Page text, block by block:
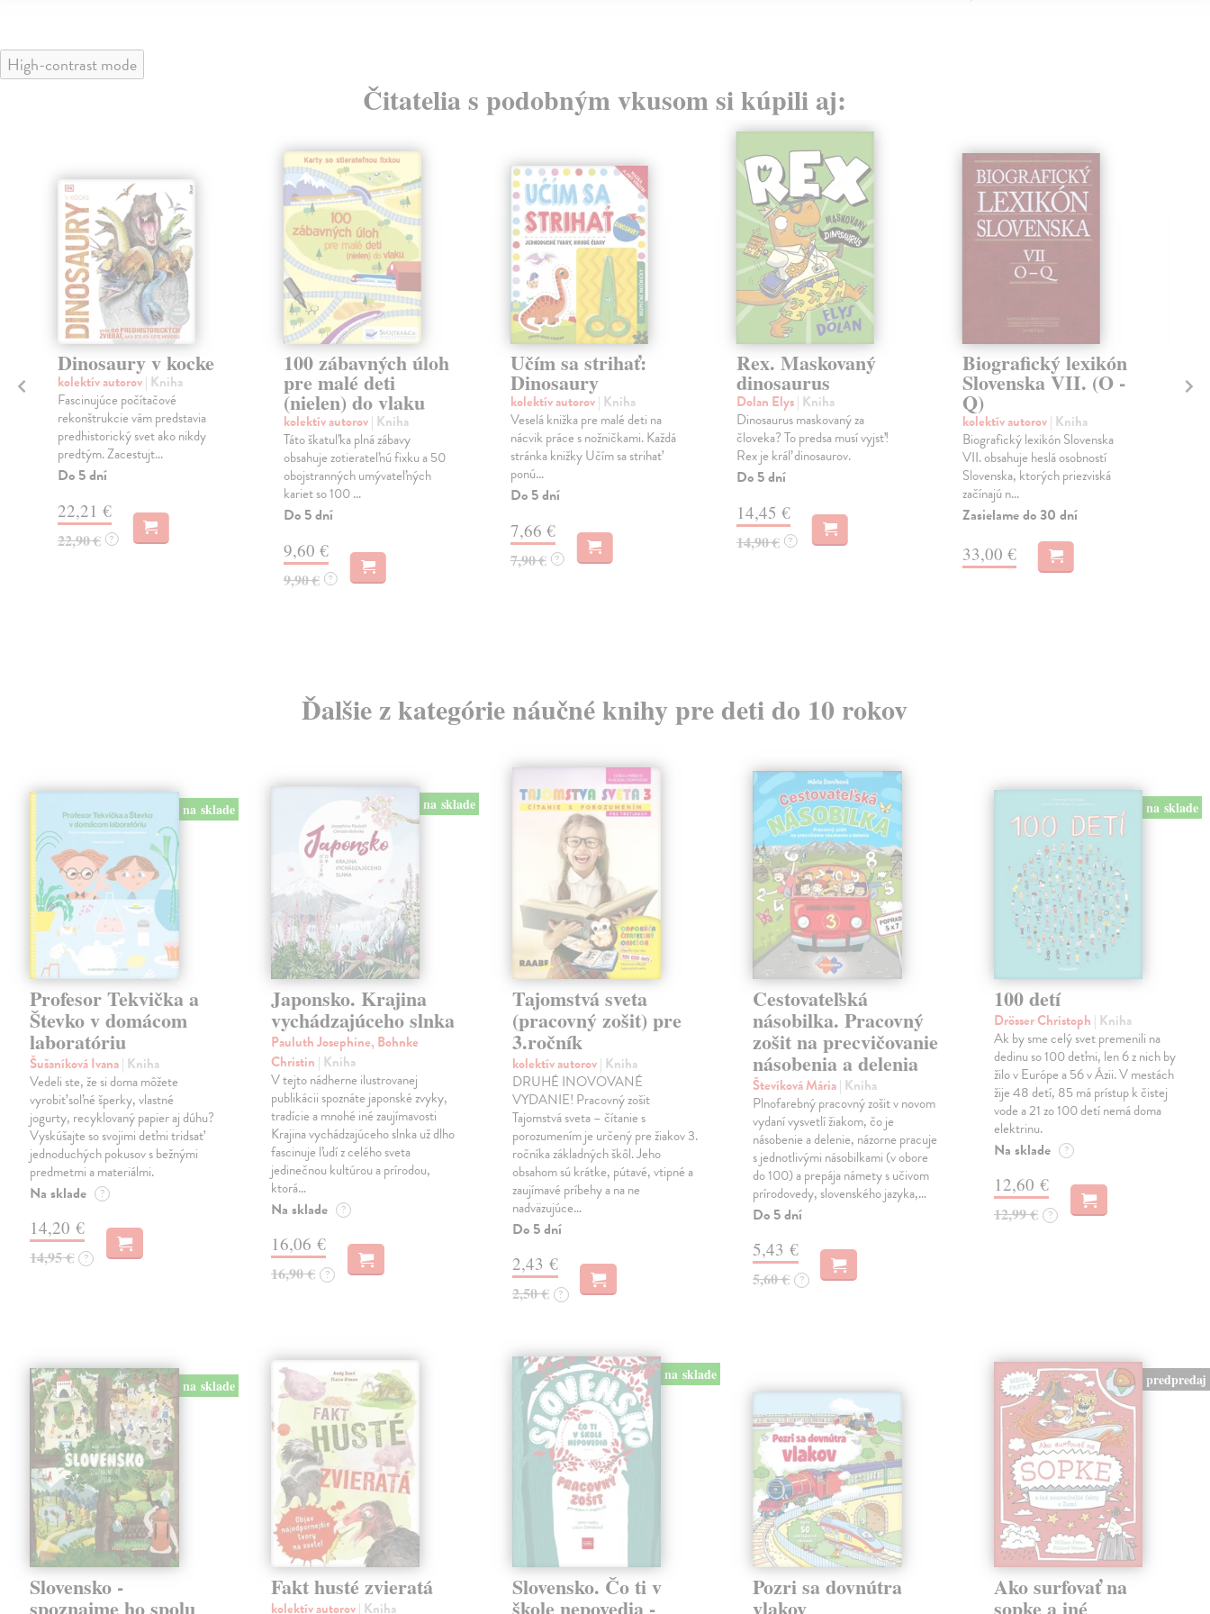
High-contrast mode
Čitatelia s podobným vkusom si kúpili aj:
Dinosaury v kocke
kolektív autorov| Kniha
Fascinujúce počítačové
rekonštrukcie vám predstavia
predhistorický svet ako nikdy
predtým. Zacestujt...
Do 5 dní
22,21 €
22,90 € ?
100 zábavných úloh
pre malé deti
(nielen) do vlaku
kolektív autorov| Kniha
Táto škatuľka plná zábavy
obsahuje zotierateľnú fixku a 50
obojstranných umývateľných
kariet so 100 ...
Do 5 dní
9,60 €
9,90 € ?
Učím sa strihať:
Dinosaury
kolektív autorov| Kniha
Veselá knižka pre malé deti na
nácvik práce s nožničkami. Každá
stránka knižky Učím sa strihať
ponú...
Do 5 dní
7,66 €
7,90 € ?
Rex. Maskovaný
dinosaurus
Dolan Elys| Kniha
Dinosaurus maskovaný za
človeka? To predsa musí vyjsť!
Rex je kráľ dinosaurov.
Do 5 dní
14,45 €
14,90 € ?
Biografický lexikón
Slovenska VII. (O -
Q)
kolektív autorov| Kniha
Biografický lexikón Slovenska
VII. obsahuje heslá osobností
Slovenska, ktorých priezviská
začínajú n...
Zasielame do 30 dní
33,00 €
Ďalšie z kategórie náučné knihy pre deti do 10 rokov
na sklade
Profesor Tekvička a
Števko v domácom
laboratóriu
Šušaníková Ivana| Kniha
Vedeli ste, že si doma môžete
vyrobiť soľné šperky, vlastné
jogurty, recyklovaný papier aj dúhu?
Vyskúšajte so svojimi deťmi tridsať
jednoduchých pokusov s bežnými
predmetmi a materiálmi.
Na sklade ?
14,20 €
14,95 € ?
na sklade
Japonsko. Krajina
vychádzajúceho slnka
Pauluth Josephine, Bohnke
Christin | Kniha
V tejto nádherne ilustrovanej
publikácii spoznáte japonské zvyky,
tradície a mnohé iné zaujímavosti
Krajina vychádzajúceho slnka už dlho
fascinuje ľudí z celého sveta
jedinečnou kultúrou a prírodou,
ktorá…
Na sklade ?
16,06 €
16,90 € ?
Tajomstvá sveta
(pracovný zošit) pre
3.ročník
kolektív autorov| Kniha
DRUHÉ INOVOVANÉ
VYDANIE! Pracovný zošit
Tajomstvá sveta – čítanie s
porozumením je určený pre žiakov 3.
ročníka základných škôl. Jeho
obsahom sú krátke, pútavé, vtipné a
zaujímavé príbehy a na ne
nadväzujúce…
Do 5 dní
2,43 €
2,50 € ?
Cestovateľská
násobilka. Pracovný
zošit na precvičovanie
násobenia a delenia
Števíková Mária| Kniha
Plnofarebný pracovný zošit v novom
vydaní vysvetlí žiakom, čo je
násobenie a delenie, názorne pracuje
s jednotlivými násobilkami (v obore
do 100) a prepája námety s učivom
prírodovedy, slovenského jazyka,…
Do 5 dní
5,43 €
5,60 € ?
na sklade
100 detí
Drösser Christoph | Kniha
Ak by sme celý svet premenili na
dedinu so 100 deťmi, len 6 z nich by
žilo v Európe a 56 v Ázii. V mestách
žije 48 detí, 85 má prístup k čistej
vode a 21 zo 100 detí nemá doma
elektrinu.
Na sklade ?
12,60 €
12,99 € ?
na sklade
Slovensko - Fakt husté zvieratá
kolektív autorov| Kniha
na sklade
Slovensko. Čo ti v Pozri sa dovnútra
predpredaj
Ako surfovať na